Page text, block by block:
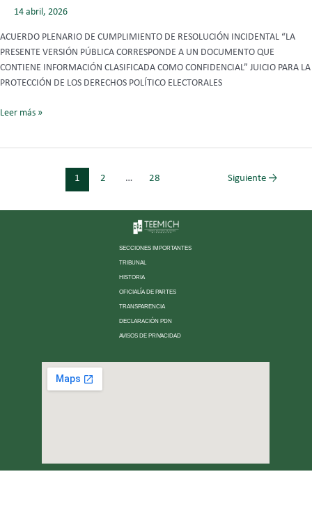
14 abril, 2026
ACUERDO PLENARIO DE CUMPLIMIENTO DE RESOLUCIÓN INCIDENTAL “LA
PRESENTE VERSIÓN PÚBLICA CORRESPONDE A UN DOCUMENTO QUE
CONTIENE INFORMACIÓN CLASIFICADA COMO CONFIDENCIAL” JUICIO PARA LA
PROTECCIÓN DE LOS DERECHOS POLÍTICO ELECTORALES
Leer más »
1 2 … 28 Siguiente →
SECCIONES IMPORTANTES
TRIBUNAL
HISTORIA
OFICIALÍA DE PARTES
TRANSPARENCIA
DECLARACIÓN PDN
AVISOS DE PRIVACIDAD